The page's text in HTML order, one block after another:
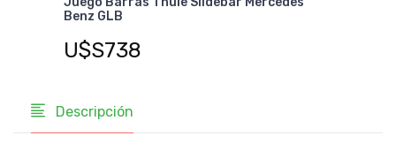
Benz GLB
U$S738
Descripción